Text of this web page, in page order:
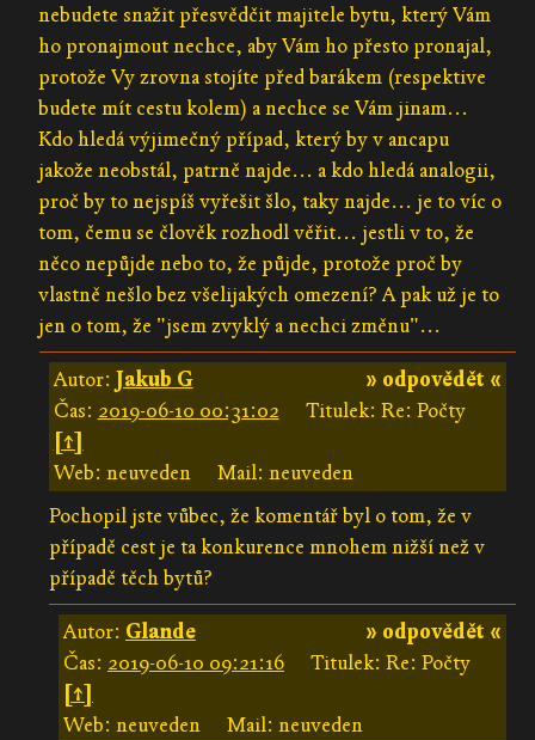
nebudete snažit přesvědčit majitele bytu, který Vám
ho pronajmout nechce, aby Vám ho přesto pronajal,
protože Vy zrovna stojíte před barákem (respektive
budete mít cestu kolem) a nechce se Vám jinam...
Kdo hledá výjimečný případ, který by v ancapu
jakože neobstál, patrně najde... a kdo hledá analogii,
proč by to nejspíš vyřešit šlo, taky najde... je to víc o
tom, čemu se člověk rozhodl věřit... jestli v to, že
něco nepůjde nebo to, že půjde, protože proč by
vlastně nešlo bez všelijakých omezení? A pak už je to
jen o tom, že "jsem zvyklý a nechci změnu"...
» odpovědět «
Autor: Jakub G
Čas: 2019-06-10 00:31:02
Titulek: Re: Počty
[↑]
Web: neuveden
Mail: neuveden
Pochopil jste vůbec, že komentář byl o tom, že v
případě cest je ta konkurence mnohem nižší než v
případě těch bytů?
» odpovědět «
Autor: Glande
Čas: 2019-06-10 09:21:16
Titulek: Re: Počty
[↑]
Web: neuveden
Mail: neuveden